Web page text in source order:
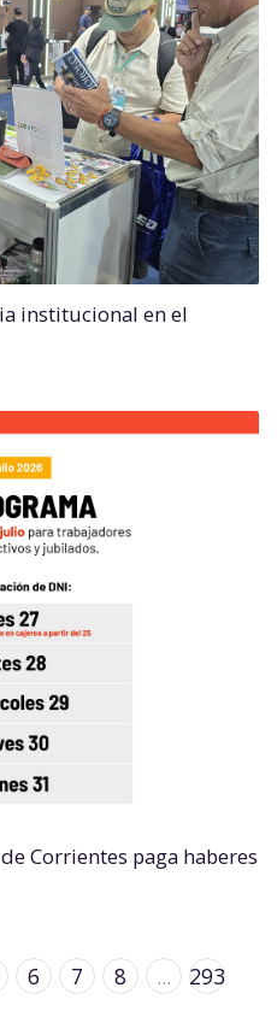
institucional en el
Corrientes paga haberes
6 7 8 ...
293